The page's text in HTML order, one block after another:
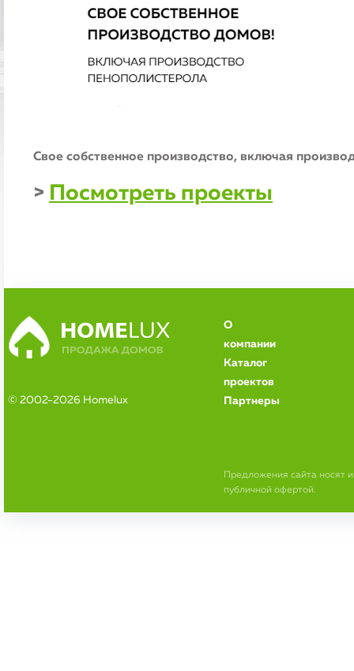
Свое собственное производство, включая
> Посмотреть проекты
© 2002-2026 Homelux
О
компании
Каталог
проектов
Партнеры
Предложения сайта носят
публичной офертой.